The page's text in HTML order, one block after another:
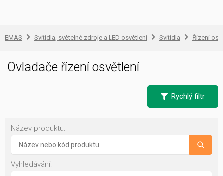
EMAS Svítidla, světelné zdroje a LED osvětlení Svítidla Řízení
Ovladače řízení osvětlení
Rychlý filtr
Název produktu:
Vyhledávání: